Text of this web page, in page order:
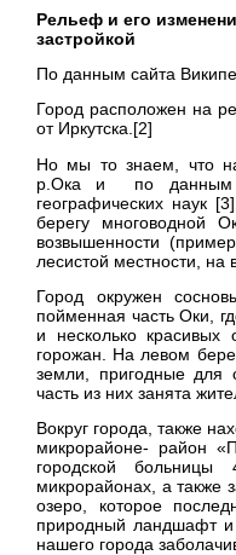
Рельеф и его
застройкой
По данным сайта
Город расположен на
от Иркутска.[2]
Но мы то знаем, что
р.Ока и по данным
географических наук
берегу многоводной
возвышенности
лесистой местности,
Город окружен
пойменная часть Оки,
и несколько
горожан. На левом
земли, пригодные для
часть из них занята
Вокруг города, также
микрорайоне- район
городской
микрорайонах, а также
озеро, которое
природный ландшафт
нашего города